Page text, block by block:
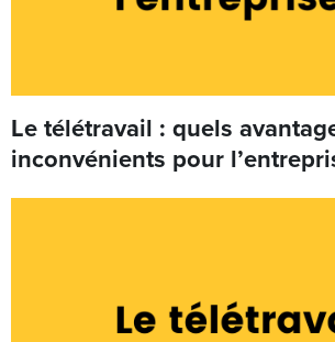
Le télétravail : quels
inconvénients pour